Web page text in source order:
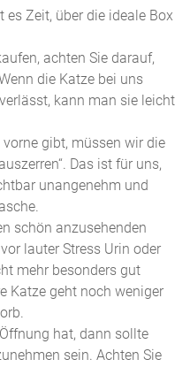
es Zeit, über die ideale Box
achten Sie darauf,
die Katze bei uns
kann man sie leicht
gibt, müssen wir die
Das ist für uns,
unangenehm und
schön anzusehenden
lauter Stress Urin oder
mehr besonders gut
Katze geht noch weniger
hat, dann sollte
sein. Achten Sie